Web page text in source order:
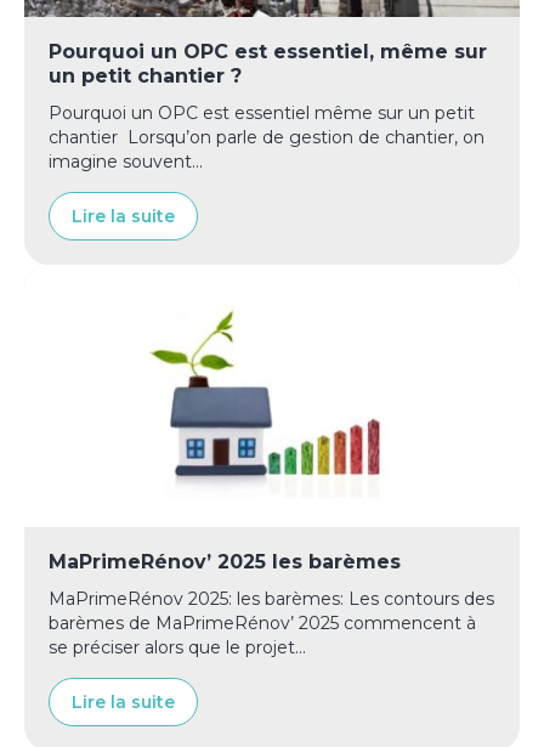
Pourquoi un OPC est essentiel, même sur
un petit chantier ?
Pourquoi un OPC est essentiel même sur un petit
chantier Lorsqu’on parle de gestion de chantier, on
imagine souvent...
Lire la suite
MaPrimeRénov’ 2025 les barèmes
MaPrimeRénov 2025: les barèmes: Les contours des
barèmes de MaPrimeRénov’ 2025 commencent à
se préciser alors que le projet...
Lire la suite